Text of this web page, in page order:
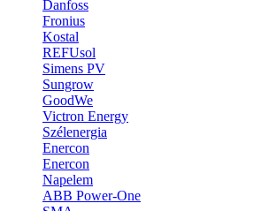
Danfoss
Fronius
Kostal
REFUsol
Simens PV
Sungrow
GoodWe
Victron Energy
Szélenergia
Enercon
Enercon
Napelem
ABB Power-One